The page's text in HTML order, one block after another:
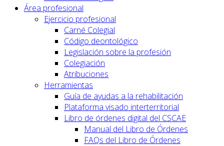
Área profesional
Ejercicio profesional
Carné Colegial
Código deontológico
Legislación sobre la profesión
Colegiación
Atribuciones
Herramientas
Guía de ayudas a la rehabilitación
Plataforma visado interterritorial
Libro de órdenes digital del CSCAE
Manual del Libro de Órdenes
FAQs del Libro de Órdenes